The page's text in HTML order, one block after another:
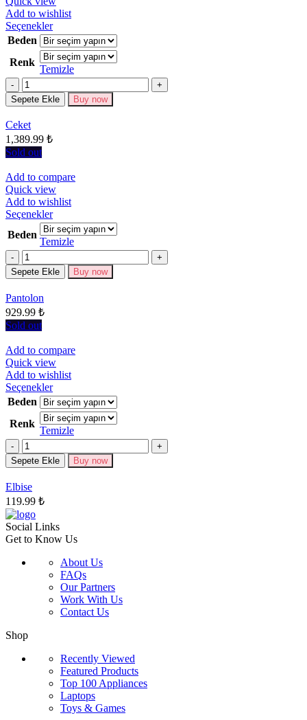
Add to wishlist
SeçeneklerBu
ürünün
birden
fazla
varyasyonu
Seçenekler
seçilebilir
Beden
Renk
Temizle
Miktar
Sepete Ekle Buy now
Ceket
1,389.99 ₺
Sold out
Add to compare
Quick view
Add to wishlist
SeçeneklerBu
ürünün
birden
fazla
varyasyonu
var.
Beden
Temizle
Miktar
Sepete Ekle Buy now
Pantolon
929.99 ₺
Sold out
Add to compare
Quick view
Add to wishlist
SeçeneklerBu
ürünün
birden
fazla
varyasyonu
Seçenekler
Beden
Renk
Temizle
Miktar
Sepete Ekle Buy now
Elbise
119.99 ₺
Social Links
Get to Know Us
About Us
FAQs
Our Partners
Work With Us
Contact Us
Shop
Recently Viewed
Featured Products
Top 100 Appliances
Laptops
Toys & Games